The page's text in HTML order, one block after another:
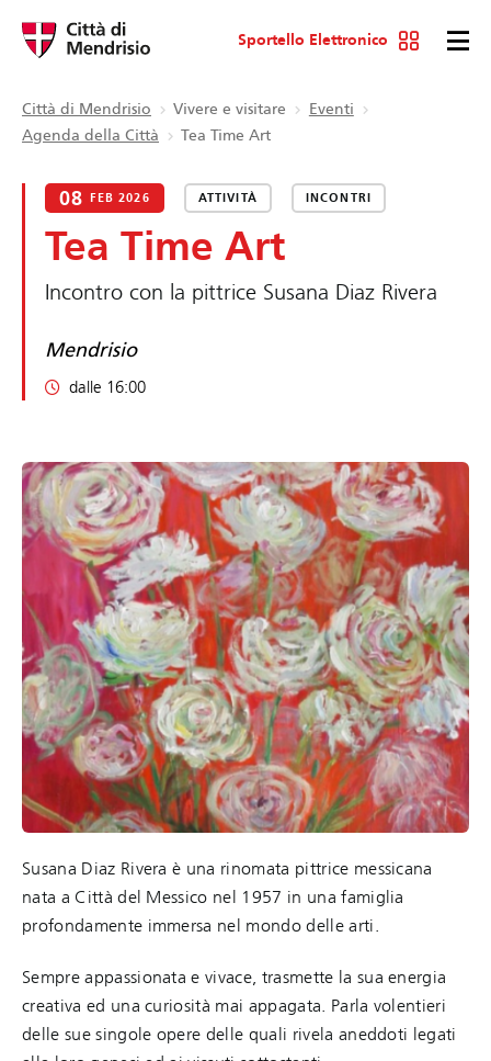
Sportello Elettronico
Città di Mendrisio Vivere e visitare
Eventi
Agenda della Città
Tea Time Art
08 FEB 2026 ATTIVITÀ INCONTRI
Tea Time Art
Incontro con la pittrice Susana Diaz Rivera
Mendrisio
dalle 16:00
Susana Diaz Rivera è una rinomata pittrice messicana
nata a Città del Messico nel 1957 in una famiglia
profondamente immersa nel mondo delle arti.
Sempre appassionata e vivace, trasmette la sua energia
creativa ed una curiosità mai appagata. Parla volentieri
delle sue singole opere delle quali rivela aneddoti legati